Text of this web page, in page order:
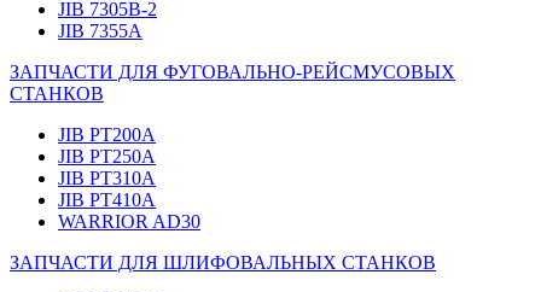
JIB 7305B-2
JIB 7355A
ЗАПЧАСТИ ДЛЯ ФУГОВАЛЬНО-РЕЙСМУСОВЫХ
СТАНКОВ
JIB PT200A
JIB PT250A
JIB PT310A
JIB PT410A
WARRIOR AD30
ЗАПЧАСТИ ДЛЯ ШЛИФОВАЛЬНЫХ СТАНКОВ